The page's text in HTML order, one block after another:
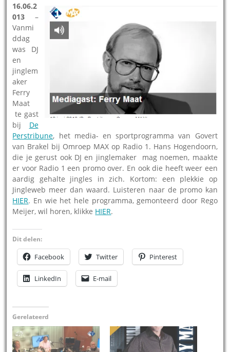
16.06.2
013 –
Vanmi
ddag
was DJ
en
jinglem
aker
Ferry
Maat
te gast
bij De
Perstribune, het media- en sportprogramma van Govert
van Brakel bij Omroep MAX op Radio 1. Hans Hogendoorn,
die je gerust ook DJ en jinglemaker mag noemen, maakte
er voor Radio 1 een promo over. En ook die heeft weer een
aardig gehalte jingles in zich. Kortom: een plekkie op
Jingleweb meer dan waard. Luisteren naar de promo kan
HIER. En wie het hele programma, gemonteerd door Rego
Meijer, wil horen, klikke HIER.
Dit delen:
Facebook Twitter Pinterest
LinkedIn E-mail
Gerelateerd